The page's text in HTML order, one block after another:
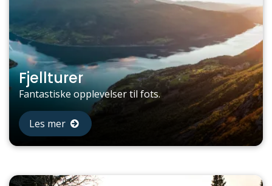
Fjellturer
Fantastiske opplevelser til fots.
Les mer